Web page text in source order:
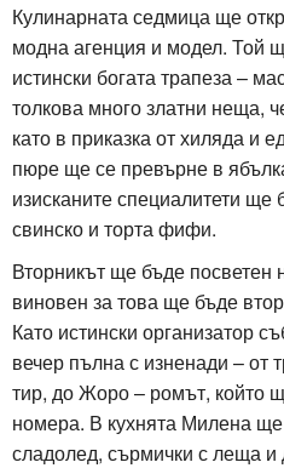
Кулинарната седмица ще
модна агенция и модел. Той
истински богата трапеза –
толкова много златни неща,
като в приказка от хиляда и
пюре ще се превърне в
изисканите специалитети
свинско и торта фифи.
Вторникът ще бъде посветен
виновен за това ще бъде
Като истински организатор
вечер пълна с изненади – от
тир, до Жоро – ромът, който
номера. В кухнята Милена
сладолед, сърмички с леща и